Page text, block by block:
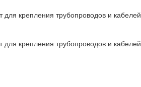
для крепления трубопроводов и кабелей
для крепления трубопроводов и кабелей